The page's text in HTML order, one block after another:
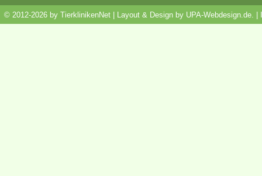
© 2012-2026 by TierklinikenNet | Layout & Design by UPA-Webdesign.de.